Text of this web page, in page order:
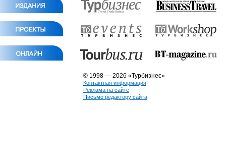
© 1998 — 2026 «Турбизнес»
Контактная информация
Реклама на сайте
Письмо редактору сайта